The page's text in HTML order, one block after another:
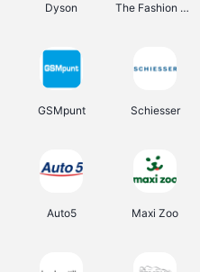
Dyson The Fashion Store
GSMpunt Schiesser
Auto5 Maxi Zoo